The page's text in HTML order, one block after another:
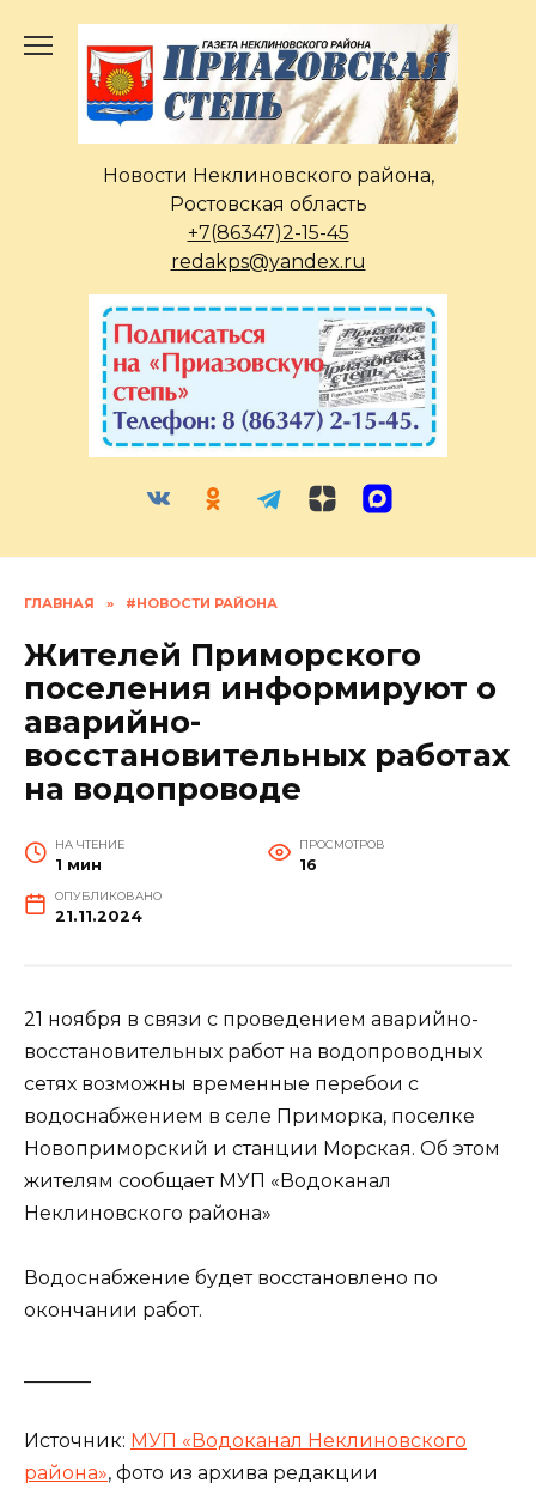
содержанию
Новости Неклиновского района,
Ростовская область
+7(86347)2-15-45
redakps@yandex.ru
ГЛАВНАЯ » #НОВОСТИ РАЙОНА
Жителей Приморского
поселения информируют о
аварийно-
восстановительных работах
на водопроводе
НА ЧТЕНИЕ
1 мин
ПРОСМОТРОВ
16
ОПУБЛИКОВАНО
21.11.2024
21 ноября в связи с проведением аварийно-
восстановительных работ на водопроводных
сетях возможны временные перебои с
водоснабжением в селе Приморка, поселке
Новоприморский и станции Морская. Об этом
жителям сообщает МУП «Водоканал
Неклиновского района»
Водоснабжение будет восстановлено по
окончании работ.
Источник: МУП «Водоканал Неклиновского
района», фото из архива редакции